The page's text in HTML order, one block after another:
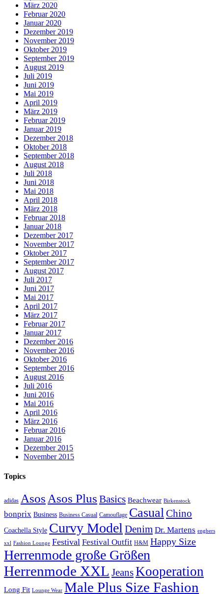
März 2020
Februar 2020
Januar 2020
Dezember 2019
November 2019
Oktober 2019
September 2019
August 2019
Juli 2019
Juni 2019
Mai 2019
April 2019
März 2019
Februar 2019
Januar 2019
Dezember 2018
Oktober 2018
September 2018
August 2018
Juli 2018
Juni 2018
Mai 2018
April 2018
März 2018
Februar 2018
Januar 2018
Dezember 2017
November 2017
Oktober 2017
September 2017
August 2017
Juli 2017
Juni 2017
Mai 2017
April 2017
März 2017
Februar 2017
Januar 2017
Dezember 2016
November 2016
Oktober 2016
September 2016
August 2016
Juli 2016
Juni 2016
Mai 2016
April 2016
März 2016
Februar 2016
Januar 2016
Dezember 2015
November 2015
Topics
adidas Asos Asos Plus Basics Beachwear Birkenstock
bonprix Business Business Casual Camouflage Casual Chino
Coachella Style Curvy Model Denim Dr. Martens engbers
xxl Fashion Lounge Festival Festival Outfit H&M Happy Size
Herrenmode große Größen
Herrenmode XXL JeansKooperation
Long Fit Lounge Wear Male Plus Size Fashion